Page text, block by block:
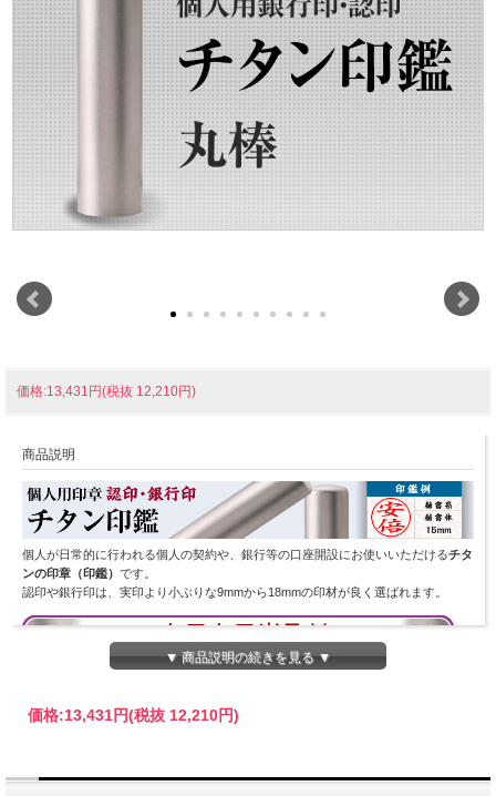
価格:13,431円(税抜 12,210円)
商品説明
個人が日常的に行われる個人の契約や、銀行等の口座開設にお使いいただけるチタ
ンの印章（印鑑） です。
認印や銀行印は、実印より小ぶりな9mmから18mmの印材が良く選ばれます。
▼ 商品説明の続きを見る ▼
価格:13,431円(税抜 12,210円)